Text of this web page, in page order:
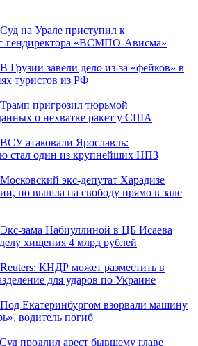
Суд на Урале приступил к
гендиректора «ВСМПО-Ависма»
В Грузии завели дело из-за «фейков» в
туристов из РФ
Трамп пригрозил тюрьмой
о нехватке ракет у США
ВСУ атаковали Ярославль:
стал один из крупнейших НПЗ
Московский экс-депутат Харадизе
но вышла на свободу прямо в зале
Экс-зама Набиуллиной в ЦБ Исаева
хищения 4 млрд рублей
Reuters: КНДР может разместить в
для ударов по Украине
Под Екатеринбургом взорвали машину
водитель погиб
Суд продлил арест бывшему главе